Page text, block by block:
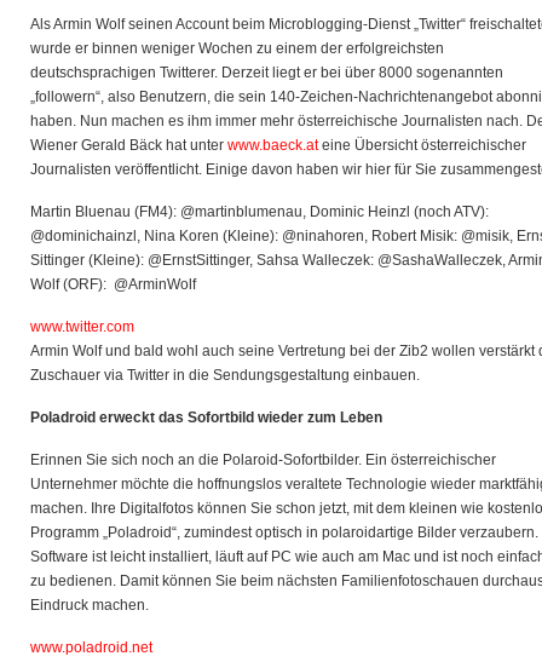
Als Armin Wolf seinen Account beim Microblogging-Dienst „Twitter“
wurde er binnen weniger Wochen zu einem der erfolgreichsten
deutschsprachigen Twitterer. Derzeit liegt er bei über 8000 sogenannten
„followern“, also Benutzern, die sein 140-Zeichen-Nachrichtenangebot
haben. Nun machen es ihm immer mehr österreichische Journalisten nach.
Wiener Gerald Bäck hat unter www.baeck.ateine Übersicht österreichischer
Journalisten veröffentlicht. Einige davon haben wir hier für Sie
Martin Bluenau (FM4): @martinblumenau, Dominic Heinzl (noch ATV):
@dominichainzl, Nina Koren (Kleine): @ninahoren, Robert Misik: @misik,
Sittinger (Kleine): @ErnstSittinger, Sahsa Walleczek: @SashaWalleczek,
Wolf (ORF): @ArminWolf
www.twitter.com
Armin Wolf und bald wohl auch seine Vertretung bei der Zib2 wollen verstärkt
Zuschauer via Twitter in die Sendungsgestaltung einbauen.
Poladroid erweckt das Sofortbild wieder zum Leben
Erinnen Sie sich noch an die Polaroid-Sofortbilder. Ein österreichischer
Unternehmer möchte die hoffnungslos veraltete Technologie wieder
machen. Ihre Digitalfotos können Sie schon jetzt, mit dem kleinen wie
Programm „Poladroid“, zumindest optisch in polaroidartige Bilder verzaubern.
Software ist leicht installiert, läuft auf PC wie auch am Mac und ist noch
zu bedienen. Damit können Sie beim nächsten Familienfotoschauen
Eindruck machen.
www.poladroid.net